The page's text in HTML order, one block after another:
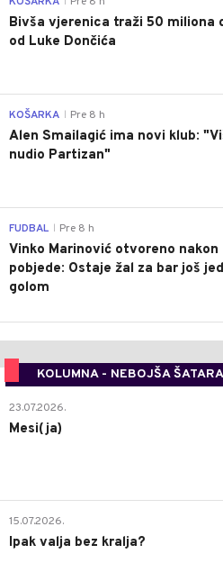
Bivša vjerenica traži 50 miliona
od Luke Dončića
KOŠARKA Pre 8 h
Alen Smailagić ima novi klub:
nudio Partizan"
FUDBAL Pre 8 h
Vinko Marinović otvoreno nakon
pobjede: Ostaje žal za bar još
golom
KOLUMNA - NEBOJŠA ŠATARA
23.07.2026.
Mesi(ja)
15.07.2026.
Ipak valja bez kralja?